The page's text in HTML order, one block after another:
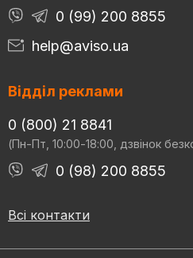
0 (99) 200 8855
help@aviso.ua
Відділ реклами
0 (800) 21 8841
(Пн-Пт, 10:00-18:00, дзвінок
0 (98) 200 8855
Всі контакти